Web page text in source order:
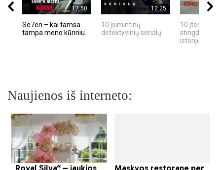
17:50
Se7en – kai tamsa
tampa meno kūriniu
12:25
10 įsimintinų
detektyvinių serialų
10 įtemptų,
stingdančių
istorijų
Naujienos iš interneto: